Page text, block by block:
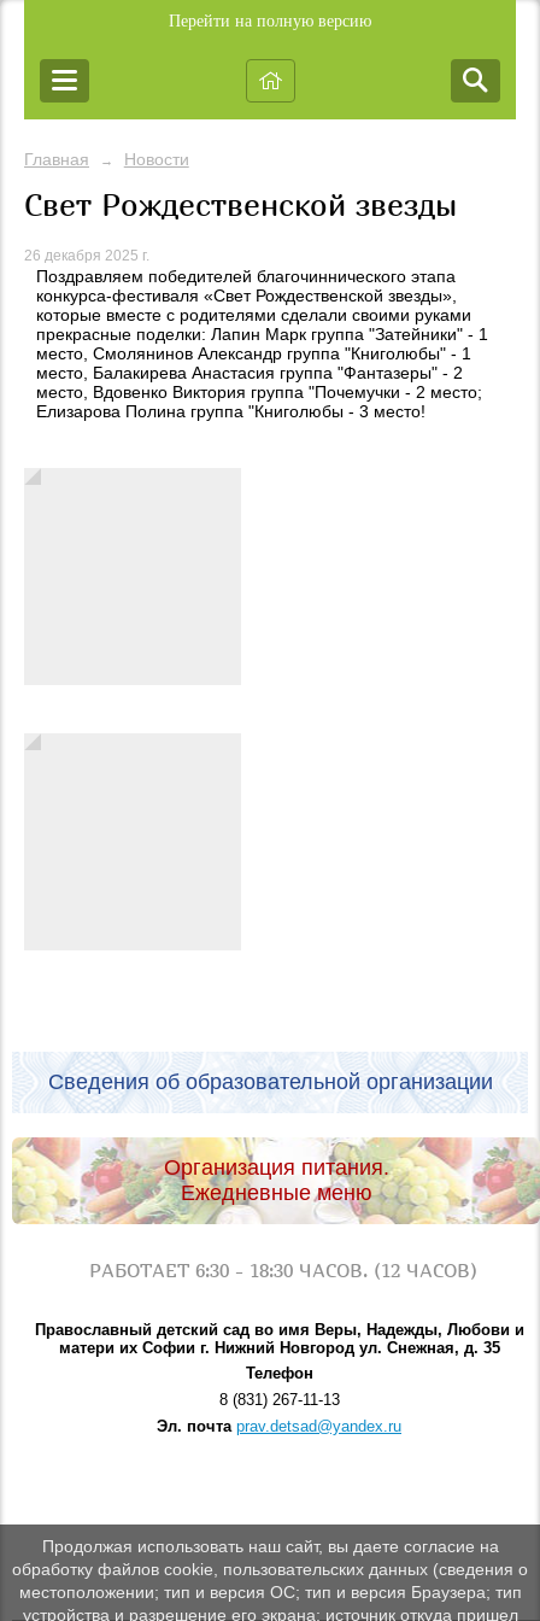
Перейти на полную версию
Главная → Новости
Свет Рождественской звезды
26 декабря 2025 г.
Поздравляем победителей благочиннического этапа
конкурса-фестиваля «Свет Рождественской звезды»,
которые вместе с родителями сделали своими руками
прекрасные поделки: Лапин Марк группа "Затейники" - 1
место, Смолянинов Александр группа "Книголюбы" - 1
место, Балакирева Анастасия группа "Фантазеры" - 2
место, Вдовенко Виктория группа "Почемучки - 2 место;
Елизарова Полина группа "Книголюбы - 3 место!
Сведения об образовательной организации
Организация питания.
Ежедневные меню
РАБОТАЕТ 6:30 - 18:30 ЧАСОВ. (12 ЧАСОВ)
Православный детский сад во имя Веры, Надежды, Любови и
матери их Софии г. Нижний Новгород ул. Снежная, д. 35
Телефон
8 (831) 267-11-13
Эл. почта prav.detsad@yandex.ru
Продолжая использовать наш сайт, вы даете согласие на
обработку файлов cookie, пользовательских данных (сведения о
местоположении; тип и версия ОС; тип и версия Браузера; тип
устройства и разрешение его экрана; источник откуда пришел